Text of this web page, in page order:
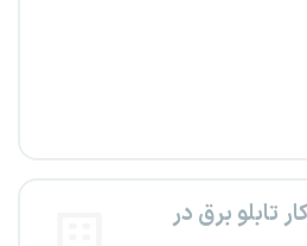
تابلو برق در